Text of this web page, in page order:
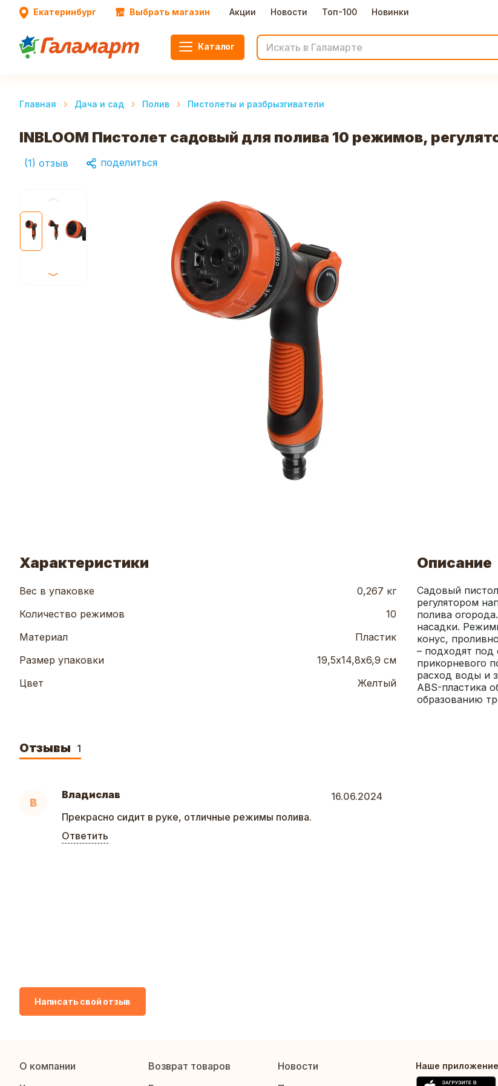
Екатеринбург Выбрать магазин Акции Новости Топ-100 Новинки
Каталог
Главная Дача и сад Полив Пистолеты и разбрызгиватели
INBLOOM Пистолет садовый для полива 10 режимов,
(1) отзыв поделиться
Характеристики
Вес в упаковке
0,267 кг
Количество режимов
10
Материал
Пластик
Размер упаковки
19,5х14,8х6,9 см
Цвет
Желтый
Описание
Садовый
регулятором
полива
насадки.
конус,
– подходят
прикорневого
расход воды и
ABS-пластика
образованию
Отзывы 1
В
Владислав
16.06.2024
Прекрасно сидит в руке, отличные режимы полива.
Ответить
Написать свой отзыв
О компании Возврат товаров
Новости
Наше приложение